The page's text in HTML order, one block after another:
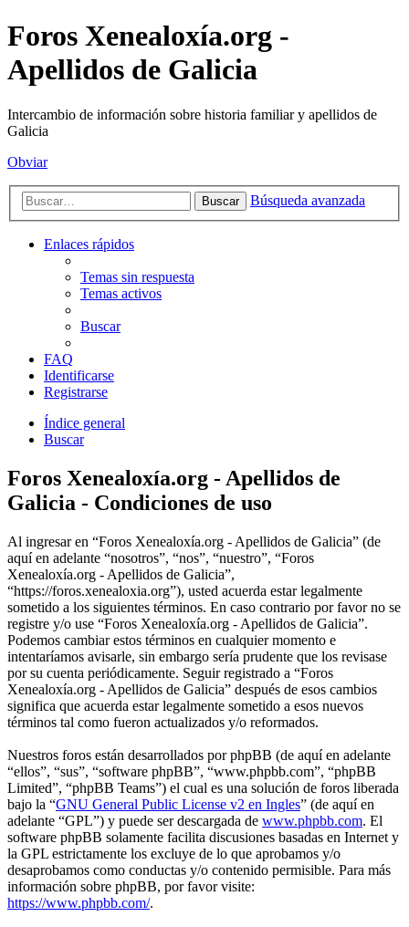
Foros Xenealoxía.org -
Apellidos de Galicia
Intercambio de información sobre historia familiar y apellidos de
Galicia
Obviar
Buscar Búsqueda avanzada
Enlaces rápidos
Temas sin respuesta
Temas activos
Buscar
FAQ
Identificarse
Registrarse
Índice general
Buscar
Foros Xenealoxía.org - Apellidos de
Galicia - Condiciones de uso
Al ingresar en “Foros Xenealoxía.org - Apellidos de Galicia” (de
aquí en adelante “nosotros”, “nos”, “nuestro”, “Foros
Xenealoxía.org - Apellidos de Galicia”,
“https://foros.xenealoxia.org”), usted acuerda estar legalmente
sometido a los siguientes términos. En caso contrario por favor no se
registre y/o use “Foros Xenealoxía.org - Apellidos de Galicia”.
Podemos cambiar estos términos en cualquier momento e
intentaríamos avisarle, sin embargo sería prudente que los revisase
por su cuenta periódicamente. Seguir registrado a “Foros
Xenealoxía.org - Apellidos de Galicia” después de esos cambios
significa que acuerda estar legalmente sometido a esos nuevos
términos tal como fueron actualizados y/o reformados.
Nuestros foros están desarrollados por phpBB (de aquí en adelante
“ellos”, “sus”, “software phpBB”, “www.phpbb.com”, “phpBB
Limited”, “phpBB Teams”) el cual es una solución de foros liberada
bajo la “GNU General Public License v2 en Ingles” (de aquí en
adelante “GPL”) y puede ser descargada de www.phpbb.com. El
software phpBB solamente facilita discusiones basadas en Internet y
la GPL estrictamente los excluye de lo que aprobamos y/o
desaprobamos como conductas y/o contenido permisible. Para más
información sobre phpBB, por favor visite:
https://www.phpbb.com/.